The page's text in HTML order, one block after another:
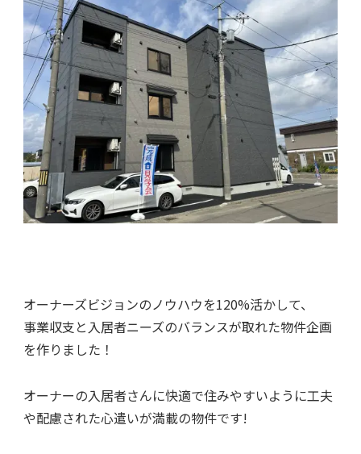
オーナーズビジョンのノウハウを120%活かして、
事業収支と入居者ニーズのバランスが取れた物件企画
を作りました！
オーナーの入居者さんに快適で住みやすいように工夫
や配慮された心遣いが満載の物件です!